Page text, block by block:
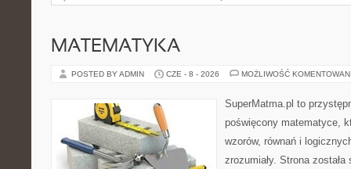
MATEMATYKA
POSTED BY ADMIN CZE - 8 - 2026 MOŻLIWOŚĆ
SuperMatma.pl to
poświęcony matematyce,
wzorów, równań i
zrozumiały. Strona